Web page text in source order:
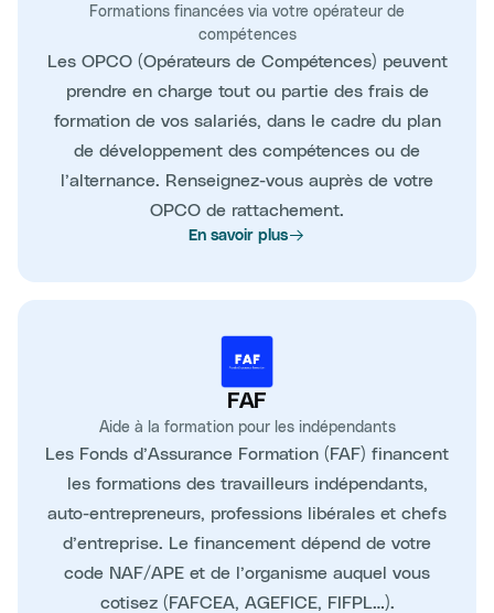
Formations financées via votre opérateur de
compétences
Les OPCO (Opérateurs de Compétences) peuvent
prendre en charge tout ou partie des frais de
formation de vos salariés, dans le cadre du plan
de développement des compétences ou de
l’alternance. Renseignez-vous auprès de votre
OPCO de rattachement.
En savoir plus
FAF
Aide à la formation pour les indépendants
Les Fonds d’Assurance Formation (FAF) financent
les formations des travailleurs indépendants,
auto-entrepreneurs, professions libérales et chefs
d’entreprise. Le financement dépend de votre
code NAF/APE et de l’organisme auquel vous
cotisez (FAFCEA, AGEFICE, FIFPL…).